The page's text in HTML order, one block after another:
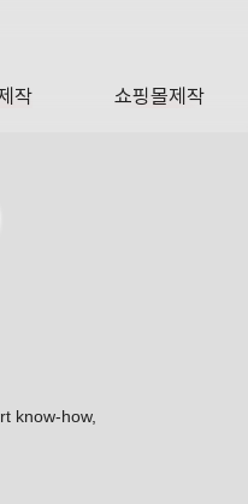
작 쇼핑몰제작
know-how,